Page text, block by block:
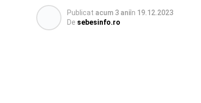
Publicat acum 3 aniîn 19.12.2023
De sebesinfo.ro